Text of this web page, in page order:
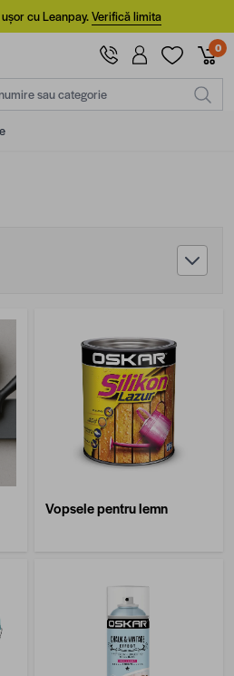
cu Leanpay.Verifică limita
0
sau categorie
Vopsele pentru lemn